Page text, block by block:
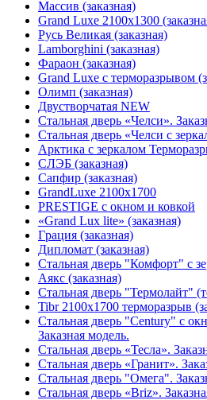
Массив (заказная)
Grand Luxe 2100х1300
Русь Великая (заказная)
Lamborghini (заказная)
Фараон (заказная)
Grand Luxe с терморазрывом
Олимп (заказная)
Двустворчатая NEW
Стальная дверь «Челси».
Стальная дверь «Челси с
Арктика с зеркалом
СЛЭБ (заказная)
Сапфир (заказная)
GrandLuxe 2100х1700
PRESTIGE с окном и ковкой
«Grand Lux lite» (заказная)
Гpация (заказная)
Дипломат (заказная)
Стальная дверь "Комфорт" с
Аякс (заказная)
Стальная дверь "Термолайт"
Tibr 2100х1700 терморазрыв
Стальная дверь "Century" с
Заказная модель.
Стальная дверь «Тесла».
Стальная дверь «Гранит».
Стальная дверь "Омега".
Стальная дверь «Briz».